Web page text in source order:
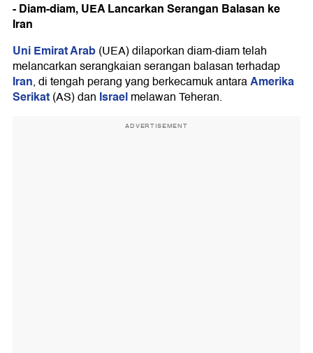
- Diam-diam, UEA Lancarkan Serangan Balasan ke
Iran
Uni Emirat Arab(UEA) dilaporkan diam-diam telah
melancarkan serangkaian serangan balasan terhadap
Iran, di tengah perang yang berkecamuk antaraAmerika
Serikat(AS) dan Israelmelawan Teheran.
ADVERTISEMENT